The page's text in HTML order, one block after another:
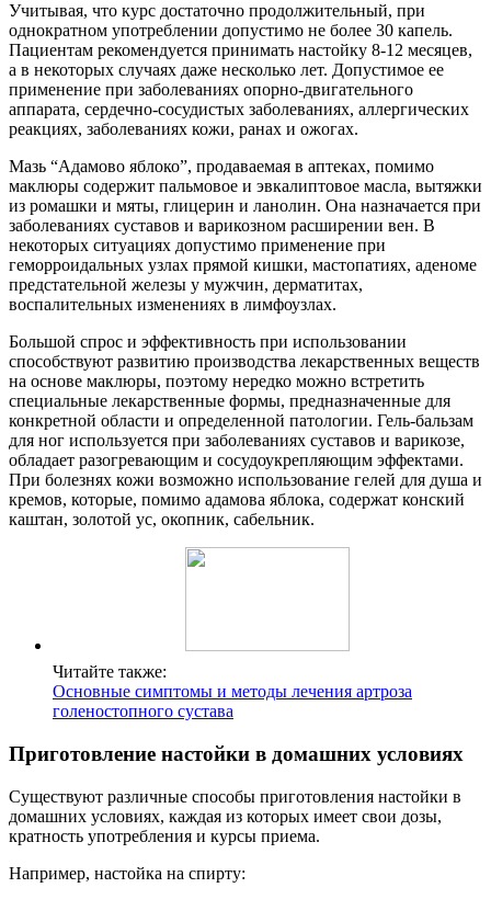
Учитывая, что курс достаточно продолжительный, при
однократном употреблении допустимо не более 30 капель.
Пациентам рекомендуется принимать настойку 8-12 месяцев,
а в некоторых случаях даже несколько лет. Допустимое ее
применение при заболеваниях опорно-двигательного
аппарата, сердечно-сосудистых заболеваниях, аллергических
реакциях, заболеваниях кожи, ранах и ожогах.
Мазь “Адамово яблоко”, продаваемая в аптеках, помимо
маклюры содержит пальмовое и эвкалиптовое масла, вытяжки
из ромашки и мяты, глицерин и ланолин. Она назначается при
заболеваниях суставов и варикозном расширении вен. В
некоторых ситуациях допустимо применение при
геморроидальных узлах прямой кишки, мастопатиях, аденоме
предстательной железы у мужчин, дерматитах,
воспалительных изменениях в лимфоузлах.
Большой спрос и эффективность при использовании
способствуют развитию производства лекарственных веществ
на основе маклюры, поэтому нередко можно встретить
специальные лекарственные формы, предназначенные для
конкретной области и определенной патологии. Гель-бальзам
для ног используется при заболеваниях суставов и варикозе,
обладает разогревающим и сосудоукрепляющим эффектами.
При болезнях кожи возможно использование гелей для душа и
кремов, которые, помимо адамова яблока, содержат конский
каштан, золотой ус, окопник, сабельник.
Читайте также:
Основные симптомы и методы лечения артроза
голеностопного сустава
Приготовление настойки в домашних условиях
Существуют различные способы приготовления настойки в
домашних условиях, каждая из которых имеет свои дозы,
кратность употребления и курсы приема.
Например, настойка на спирту: